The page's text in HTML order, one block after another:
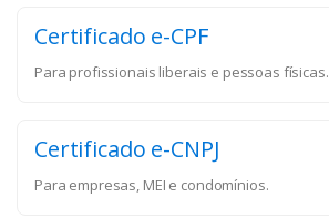
Certificado e-CPF
Para profissionais liberais e pessoas físicas.
Certificado e-CNPJ
Para empresas, MEI e condomínios.